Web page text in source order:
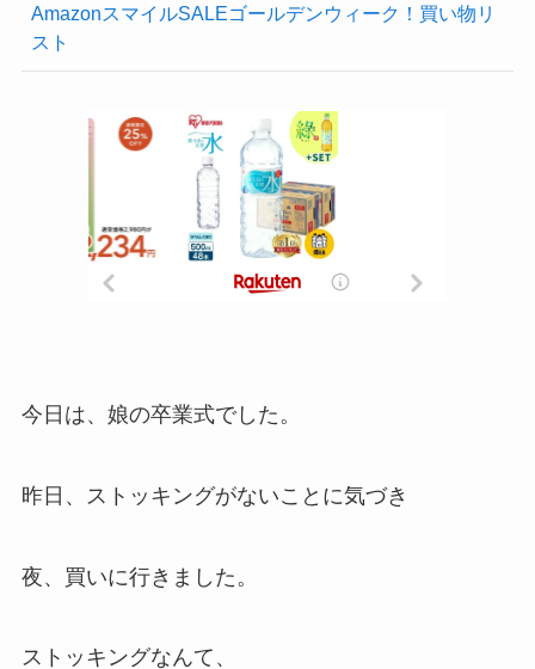
AmazonスマイルSALEゴールデンウィーク！買い物リ
スト
今日は、娘の卒業式でした。
昨日、ストッキングがないことに気づき
夜、買いに行きました。
ストッキングなんて、